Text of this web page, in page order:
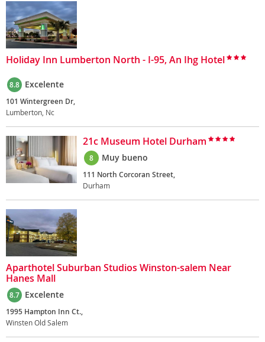
Holiday Inn Lumberton North - I-95, An Ihg Hotel
8.8 Excelente
101 Wintergreen Dr,
Lumberton, Nc
21c Museum Hotel Durham
8 Muy bueno
111 North Corcoran Street,
Durham
Aparthotel Suburban Studios Winston-salem Near
Hanes Mall
8.7 Excelente
1995 Hampton Inn Ct.,
Winsten Old Salem